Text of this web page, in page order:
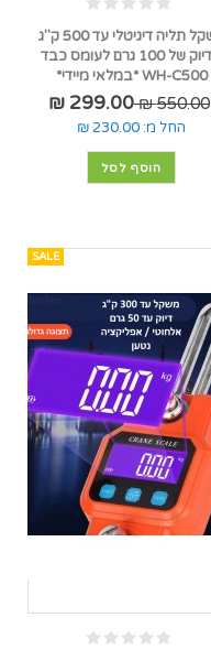
משקל תליה דיגיטלי עד 500 ק"ג
בדיוק של 100 גרם לעומס כבד
WH-C500 *במלאי מיידי*
550.00 ₪
299.00 ₪
החל מ: 230.00 ₪
הוסף לסל
SALE